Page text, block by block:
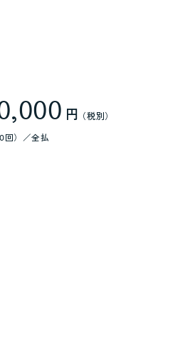
円 （税別）
回）／全払